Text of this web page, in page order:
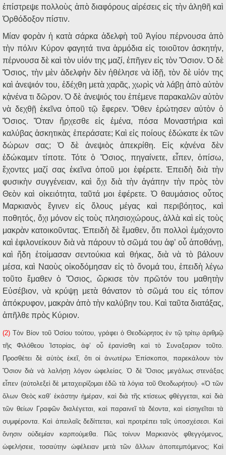
ἐπίστρεψε πολλοὺς ἀπὸ διαφόρους αἱρέσεις εἰς τὴν ἀληθῆ καὶ
Ὀρθόδοξον πίστιν.
Μίαν φορὰν ἡ κατὰ σάρκα ἀδελφὴ τοῦ Ἁγίου πέρνουσα ἀπὸ
τὴν πόλιν Κύρον φαγητά τινα ἁρμόδια εἰς τοιοῦτον ἀσκητήν,
πέρνουσα δὲ καὶ τὸν υἱόν της μαζί, ἐπῆγεν εἰς τὸν Ὅσιον. Ὁ δὲ
Ὅσιος, τὴν μὲν ἀδελφὴν δὲν ἠθέλησε νὰ ἰδῇ, τὸν δὲ υἱόν της
καὶ ἀνεψιόν του, ἐδέχθη μετὰ χαρᾶς, χωρὶς νὰ λάβῃ ἀπὸ αὐτὸν
κᾀνένα τι δῶρον. Ὁ δὲ ἀνεψιός του ἐπέμενε παρακαλῶν αὐτὸν
νὰ δεχθῇ ἐκεῖνα ὁποῦ τῷ ἔφερεν. Ὅθεν ἐρώτησεν αὐτὸν ὁ
Ὅσιος. Ὅταν ἤρχεσθε εἰς ἐμένα, πόσα Μοναστήρια καὶ
καλύβας ἀσκητικὰς ἐπεράσατε; Καὶ εἰς ποίους ἐδώκατε ἐκ τῶν
δώρων σας; Ὁ δὲ ἀνεψιὸς ἀπεκρίθη. Εἰς κᾀνένα δὲν
ἐδώκαμεν τίποτε. Τότε ὁ Ὅσιος, πηγαίνετε, εἶπεν, ὀπίσω,
ἔχοντες μαζί σας ἐκεῖνα ὁποῦ μοι ἐφέρετε. Ἐπειδὴ διὰ τὴν
φυσικὴν συγγένειαν, καὶ ὄχι διὰ τὴν ἀγάπην τὴν πρὸς τὸν
Θεὸν καὶ οἰκειότητα, ταῦτά μοι ἐφέρετε. Ὁ θαυμάσιος οὗτος
Μαρκιανὸς ἔγινεν εἰς ὅλους μέγας καὶ περιβόητος, καὶ
ποθητός, ὄχι μόνον εἰς τοὺς πλησιοχώρους, ἀλλὰ καὶ εἰς τοὺς
μακρὰν κατοικοῦντας. Ἐπειδὴ δὲ ἔμαθεν, ὅτι πολλοὶ ἐμάχοντο
καὶ ἐφιλονείκουν διὰ νὰ πάρουν τὸ σῶμά του ἀφ’ οὗ ἀποθάνῃ,
καὶ ἤδη ἑτοίμασαν σεντούκια καὶ θήκας, διὰ νὰ τὸ βάλουν
μέσα, καὶ Ναοὺς οἰκοδόμησαν εἰς τὸ ὄνομά του, ἐπειδὴ λέγω
τοῦτο ἔμαθεν ὁ Ὅσιος, ὥρκισε τὸν πρῶτόν του μαθητὴν
Εὐσέβιον, νὰ κρύψῃ μετὰ θάνατον τὸ σῶμά του εἰς τόπον
ἀπόκρυφον, μακρὰν ἀπὸ τὴν καλύβην του. Καὶ ταῦτα διατάξας,
ἀπῆλθε πρὸς Κύριον.
(2) Τὸν Βίον τοῦ Ὁσίου τούτου, γράφει ὁ Θεοδώρητος ἐν τῷ τρίτῳ ἀριθμῷ
τῆς Φιλόθεου Ἱστορίας, ἀφ’ οὗ ἐρανίσθη καὶ τὸ Συναξαριον τοῦτο.
Προσθέτει δὲ αὐτὸς ἐκεῖ, ὅτι οἱ ἀνωτέρω Ἐπίσκοποι, παρεκάλουν τὸν
Ὅσιον διὰ νὰ λαλήσῃ λόγον ὠφελείας. Ὁ δὲ Ὅσιος μεγάλως στενάξας
εἶπεν (αὐτολεξεὶ δὲ μεταχειρίζομαι ἐδῶ τὰ λόγια τοῦ Θεοδωρήτου)· «Ὁ τῶν
ὅλων Θεὸς καθ’ ἑκάστην ἡμέραν, καὶ διὰ τῆς κτίσεως φθέγγεται, καὶ διὰ
τῶν θείων Γραφῶν διαλέγεται, καὶ παραινεῖ τὰ δέοντα, καὶ εἰσηγεῖται τὰ
συμφέροντα. Καὶ ἀπειλαῖς δεδίττεται, καὶ προτρέπει ταῖς ὑποσχέσεσι. Καὶ
ὄνησιν οὐδεμίαν καρπούμεθα. Πῶς τοίνυν Μαρκιανὸς φθεγγόμενος,
ὠφελήσειε, τοσαύτην ὠφέλειαν μετὰ τῶν ἄλλων ἀποπεμπόμενος; Καὶ